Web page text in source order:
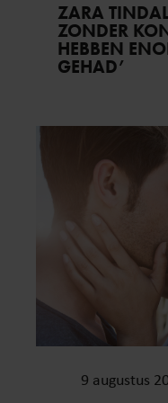
ZARA
ZONDER
HEBBEN
GEHAD’
9 augustus